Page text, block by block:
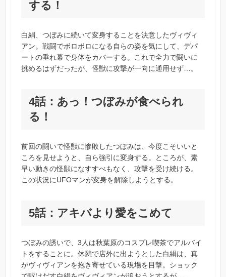
する！
白絹、つぼみに続いて変身することを決意したヴィヴィ
アン。戦闘でボロボロになる自らの姿を気にして、デパ
ートの垂れ幕で身体をカバーする。これで全力で闘いに
挑めるはずだったが、怪獣に攻撃が一向に通用せず…。
4話：あっ！つぼみが食べられ
る！
前回の闘いで怪獣に惨敗したつぼみは、今度こそいいと
ころを見せようと、自ら強引に変身する。ところが、素
早い動きの怪獣になすすべもなく、攻撃を受け続ける。
この状況にUFOマンが変身を解除しようとする。
5話：アキバより愛をこめて
つぼみの誘いで、3人は秋葉原のコスプレ喫茶でアルバイ
トをすることに。休憩で店外に出ようとした白絹は、真
がヴィヴィアンを抱き寄せている現場を目撃。ショック